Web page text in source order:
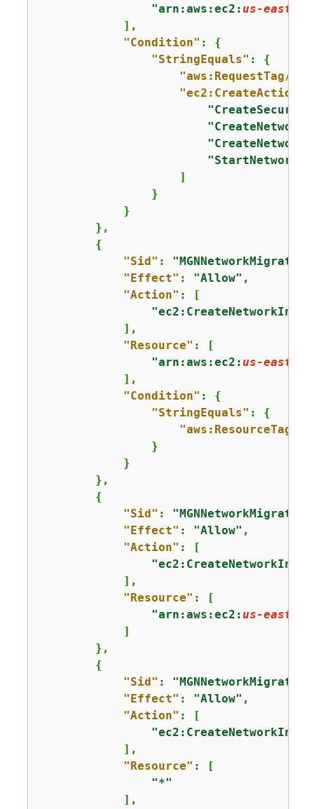
"arn:aws:ec2:us-east-1
            ],
"Condition" : {
"StringEquals" : {
"aws:RequestTag/
"ec2:CreateAction"
                    ]
                }
            }
        },
{
"Sid" :
"Effect" : "Allow" ,
"Action" : [
            ],
"Resource" : [
"arn:aws:ec2:us-east-1
            ],
"Condition" : {
"StringEquals" : {
"aws:ResourceTag/
                }
            }
        },
{
"Sid" :
"Effect" : "Allow" ,
"Action" : [
            ],
"Resource" : [
"arn:aws:ec2:us-east-1
            ]
        },
{
"Sid" :
"Effect" : "Allow" ,
"Action" : [
            ],
"Resource" : [
"*"
            ],